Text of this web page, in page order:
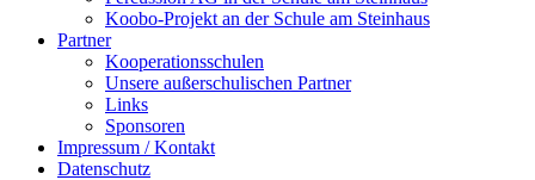
Koobo-Projekt an der Schule am Steinhaus
Partner
Kooperationsschulen
Unsere außerschulischen Partner
Links
Sponsoren
Impressum / Kontakt
Datenschutz